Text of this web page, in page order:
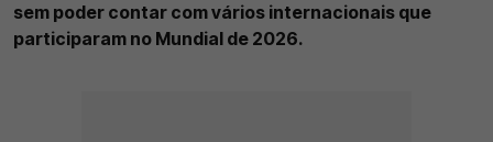
sem poder contar com vários internacionais que
participaram no Mundial de 2026.